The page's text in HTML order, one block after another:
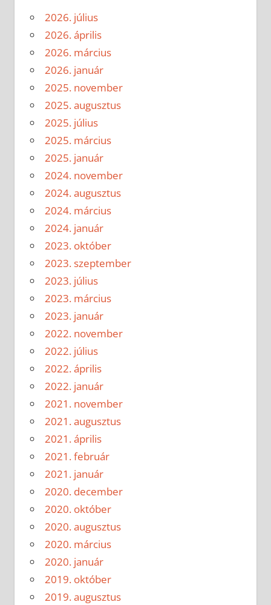
2026. július
2026. április
2026. március
2026. január
2025. november
2025. augusztus
2025. július
2025. március
2025. január
2024. november
2024. augusztus
2024. március
2024. január
2023. október
2023. szeptember
2023. július
2023. március
2023. január
2022. november
2022. július
2022. április
2022. január
2021. november
2021. augusztus
2021. április
2021. február
2021. január
2020. december
2020. október
2020. augusztus
2020. március
2020. január
2019. október
2019. augusztus